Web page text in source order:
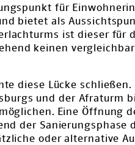
für
bietet als
ist dieser
keinen
diese Lücke
und der Afraturm
Eine Öffnung
der Sanierungsphase
oder alternative